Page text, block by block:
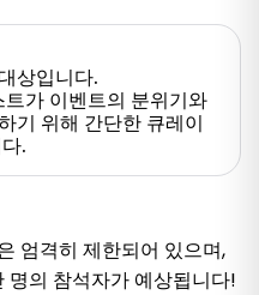
상입니다.
가 이벤트의 분위기와
기 위해 간단한 큐레이
.
엄격히 제한되어 있으며,
의 참석자가 예상됩니다!